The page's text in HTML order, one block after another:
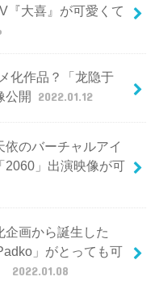
『大喜』が可愛くて
化作品？「龙隐于
公開 2022.01.12
依のバーチャルアイ
2060」出演映像が可
企画から誕生した
」がとっても可
2022.01.08